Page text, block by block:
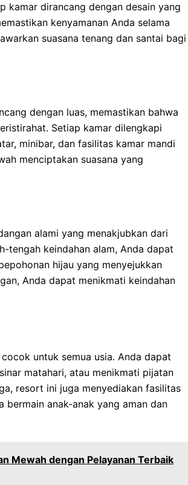
kamar dirancang dengan desain yang
kenyamanan Anda selama
suasana tenang dan santai bagi
dengan luas, memastikan bahwa
Setiap kamar dilengkapi
minibar, dan fasilitas kamar mandi
menciptakan suasana yang
alami yang menakjubkan dari
tengah keindahan alam, Anda dapat
hijau yang menyejukkan
Anda dapat menikmati keindahan
untuk semua usia. Anda dapat
matahari, atau menikmati pijatan
resort ini juga menyediakan fasilitas
bermain anak-anak yang aman dan
Mewah dengan Pelayanan Terbaik